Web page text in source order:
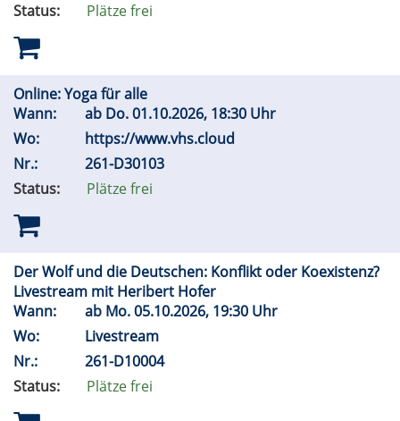
Status:
Plätze frei
Online: Yoga für alle
Wann:
ab Do.01.10.2026, 18:30 Uhr
Wo:
https://www.vhs.cloud
Nr.:
261-D30103
Status:
Plätze frei
Der Wolf und die Deutschen: Konflikt oder Koexistenz?
Livestream mit Heribert Hofer
Wann:
ab Mo.05.10.2026, 19:30 Uhr
Wo:
Livestream
Nr.:
261-D10004
Status:
Plätze frei